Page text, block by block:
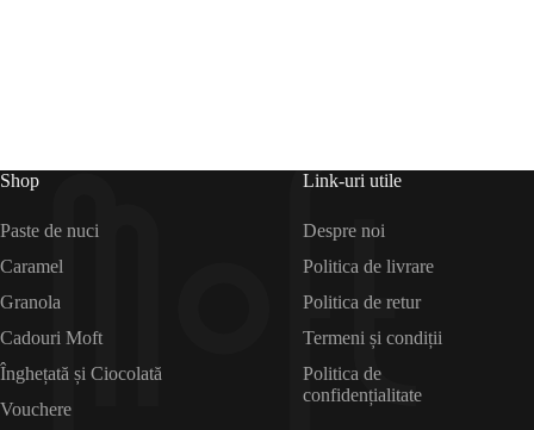
Shop
Paste de nuci
Caramel
Granola
Cadouri Moft
Înghețată și Ciocolată
Vouchere
Link-uri utile
Despre noi
Politica de livrare
Politica de retur
Termeni și condiții
Politica de
confidențialitate